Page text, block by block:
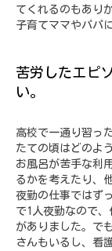
てくれるのもあり
子育てママやパパ
苦労したエピ
い。
高校で一通り習っ
たての頃はどのよ
お風呂が苦手な利
るかを考えたり、
夜勤の仕事ではず
で1人夜勤なので
がありました。で
さんもいるし、看